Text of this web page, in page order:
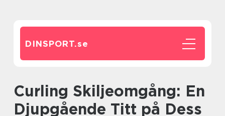
DINSPORT.se
Curling Skiljeomgång: En
Djupgående Titt på Dess